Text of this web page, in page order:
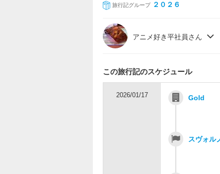
旅行記グループ ２０２６
アニメ好き平社員さん
この旅行記のスケジュール
2026/01/17 Gold
スヴォル